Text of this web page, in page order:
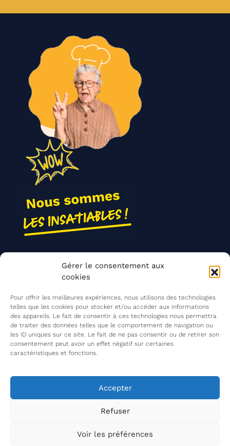
Gérer le consentement aux
cookies
Pour offrir les meilleures expériences, nous utilisons des technologies
telles que les cookies pour stocker et/ou accéder aux informations
des appareils. Le fait de consentir à ces technologies nous permettra
de traiter des données telles que le comportement de navigation ou
les ID uniques sur ce site. Le fait de ne pas consentir ou de retirer son
consentement peut avoir un effet négatif sur certaines
caractéristiques et fonctions.
Accepter
Refuser
Voir les préférences
Agir ensemble
Mentions légales
Politique de confidentialité
Les Insatiables, une association du